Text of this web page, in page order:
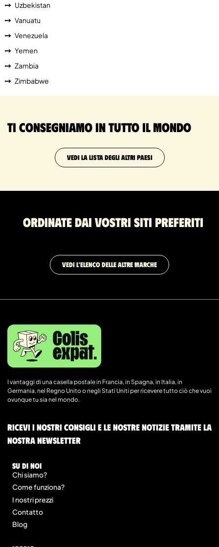
Uzbekistan
Vanuatu
Venezuela
Yemen
Zambia
Zimbabwe
Ti consegniamo in tutto il mondo
VEDI LA LISTA DEGLI ALTRI PAESI
Ordinate dai vostri siti preferiti
VEDI L'ELENCO DELLE ALTRE MARCHE
I vantaggi di una casella postale in Francia, in Spagna, in Italia, in
Germania, nel Regno Unito o negli Stati Uniti per ricevere tutto ciò che vuoi
ovunque tu sia nel mondo.
Ricevi i nostri consigli e le nostre notizie tramite la
nostra newsletter
Su di noi
Chi siamo?
Come funziona?
I nostri prezzi
Contatto
Blog